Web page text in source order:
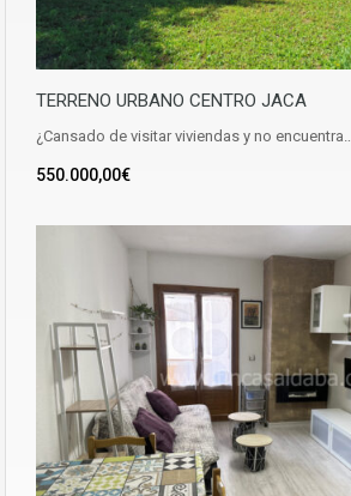
TERRENO URBANO CENTRO JACA
¿Cansado de visitar viviendas y no encuentra…
550.000,00€